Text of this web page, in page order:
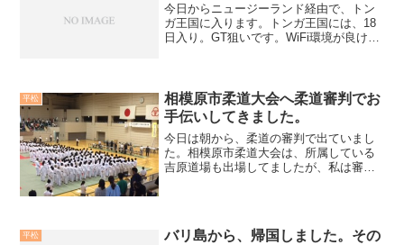
今日からニュージーランド経由で、トン
ガ王国に入ります。トンガ王国には、18
日入り。GT狙いです。WiFi環境が良けれ
釣り番組...
平松
相模原市柔道大会へ柔道審判でお
手伝いしてきました。
今日は朝から、柔道の審判で出ていまし
た。相模原市柔道大会は、所属している
吉原道場も出場してましたが、私は審判
くなる事を願いたいです。...
平松
バリ島から、帰国しました。その